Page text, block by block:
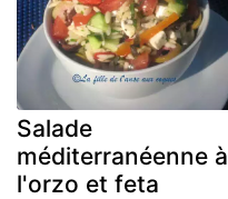
Salade
méditerranéenne à
l'orzo et feta